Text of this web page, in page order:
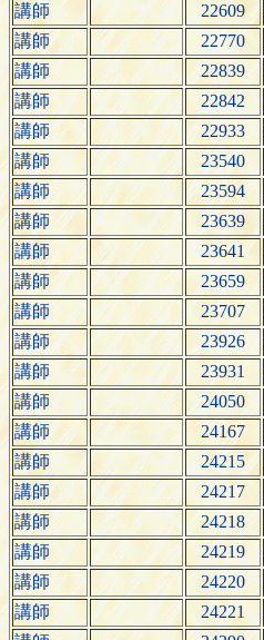
講師
22609
講師
22770
講師
22839
講師
22842
講師
22933
講師
23540
講師
23594
講師
23639
講師
23641
講師
23659
講師
23707
講師
23926
講師
23931
講師
24050
講師
24167
講師
24215
講師
24217
講師
24218
講師
24219
講師
24220
講師
24221